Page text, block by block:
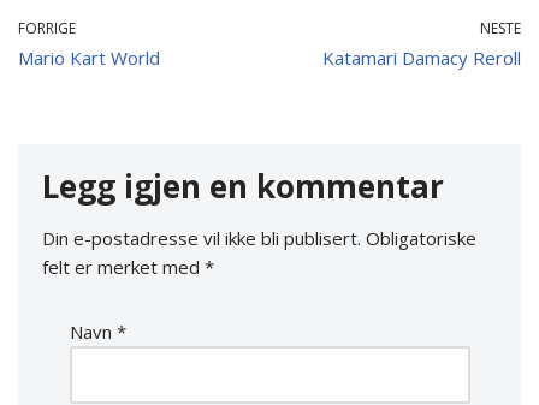
FORRIGE
Mario Kart World
NESTE
Katamari Damacy Reroll
Legg igjen en kommentar
Din e-postadresse vil ikke bli publisert. Obligatoriske
felt er merket med *
Navn *